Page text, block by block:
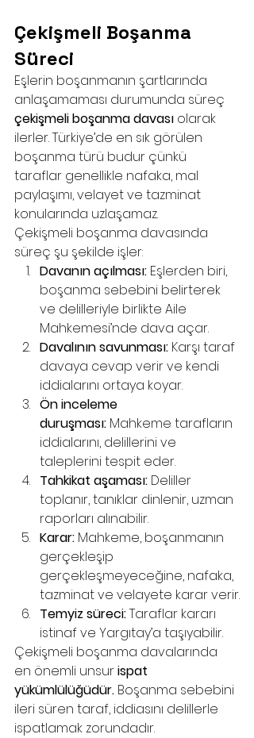
Çekişmeli Boşanma
Süreci
Eşlerin boşanmanın şartlarında
anlaşamaması durumunda süreç
çekişmeli boşanma davası olarak
ilerler. Türkiye’de en sık görülen
boşanma türü budur çünkü
taraflar genellikle nafaka, mal
paylaşımı, velayet ve tazminat
konularında uzlaşamaz.
Çekişmeli boşanma davasında
süreç şu şekilde işler:
Davanın açılması: Eşlerden biri,
boşanma sebebini belirterek
ve delilleriyle birlikte Aile
Mahkemesi’nde dava açar.
Davalının savunması: Karşı taraf
davaya cevap verir ve kendi
iddialarını ortaya koyar.
Ön inceleme
duruşması: Mahkeme tarafların
iddialarını, delillerini ve
taleplerini tespit eder.
Tahkikat aşaması: Deliller
toplanır, tanıklar dinlenir, uzman
raporları alınabilir.
Karar: Mahkeme, boşanmanın
gerçekleşip
gerçekleşmeyeceğine, nafaka,
tazminat ve velayete karar verir.
Temyiz süreci: Taraflar kararı
istinaf ve Yargıtay’a taşıyabilir.
Çekişmeli boşanma davalarında
en önemli unsur ispat
yükümlülüğüdür. Boşanma sebebini
ileri süren taraf, iddiasını delillerle
ispatlamak zorundadır.